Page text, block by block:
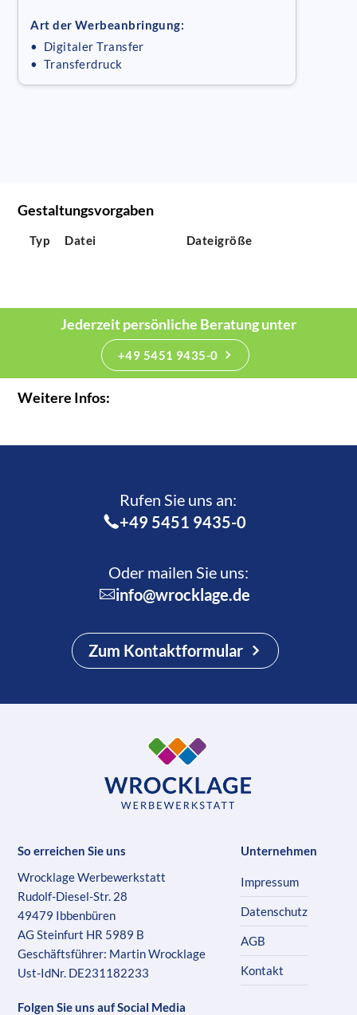
Art der Werbeanbringung:
• Digitaler Transfer
• Transferdruck
Gestaltungsvorgaben
Typ Datei Dateigröße
Jederzeit persönliche Beratung unter
+49 5451 9435-0
Weitere Infos:
Rufen Sie uns an:­
+49 5451 9435-0
Oder mailen Sie uns:
info@wrocklage.de
Zum Kontaktformular
So erreichen Sie uns
Wrocklage Werbewerkstatt
Rudolf-Diesel-Str. 28
49479 Ibbenbüren
AG Steinfurt HR 5989 B
Geschäftsführer: Martin Wrocklage
Ust-IdNr. DE231182233
Folgen Sie uns auf Social Media
Unternehmen
Impressum
Datenschutz
AGB
Kontakt